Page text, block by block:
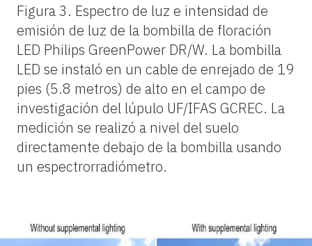
Figura 3. Espectro de luz e intensidad de
emisión de luz de la bombilla de floración
LED Philips GreenPower DR/W. La bombilla
LED se instaló en un cable de enrejado de 19
pies (5.8 metros) de alto en el campo de
investigación del lúpulo UF/IFAS GCREC. La
medición se realizó a nivel del suelo
directamente debajo de la bombilla usando
un espectrorradiómetro.